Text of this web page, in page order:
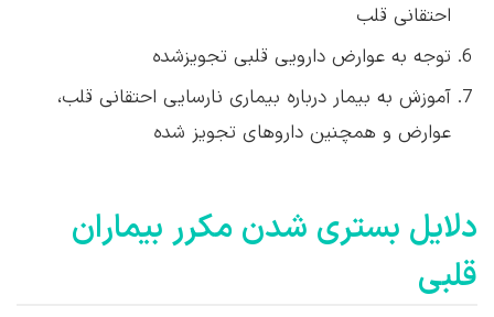
احتقانی قلب
توجه به عوارض دارویی قلبی تجویزشده
آموزش به بیمار درباره بیماری نارسایی احتقانی قلب،
عوارض و همچنین داروهای تجویز شده
دلایل بستری شدن مکرر بیماران
قلبی